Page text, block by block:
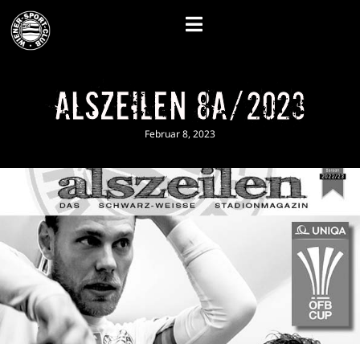
alszeilen 8A/2023
Februar 8, 2023